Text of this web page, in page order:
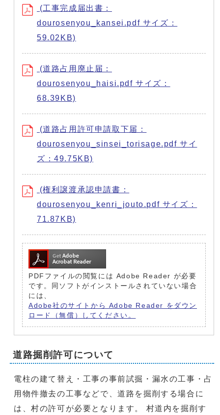
(工事完成届出書：
dourosenyou_kansei.pdf サイズ：
59.02KB)
(道路占用廃止届：
dourosenyou_haisi.pdf サイズ：
68.39KB)
(道路占用許可申請取下届：
dourosenyou_sinsei_torisage.pdf サイ
ズ：49.75KB)
(権利譲渡承認申請書：
dourosenyou_kenri_jouto.pdf サイズ：
71.87KB)
PDFファイルの閲覧には Adobe Reader が必要
です。同ソフトがインストールされていない場合
には、
Adobe社のサイトから Adobe Reader をダウン
ロード（無償）してください。
道路掘削許可について
電柱の建て替え・工事の事前試掘・漏水の工事・占
用物件撤去の工事などで、道路を掘削する場合に
は、村の許可が必要となります。 村道内を掘削す